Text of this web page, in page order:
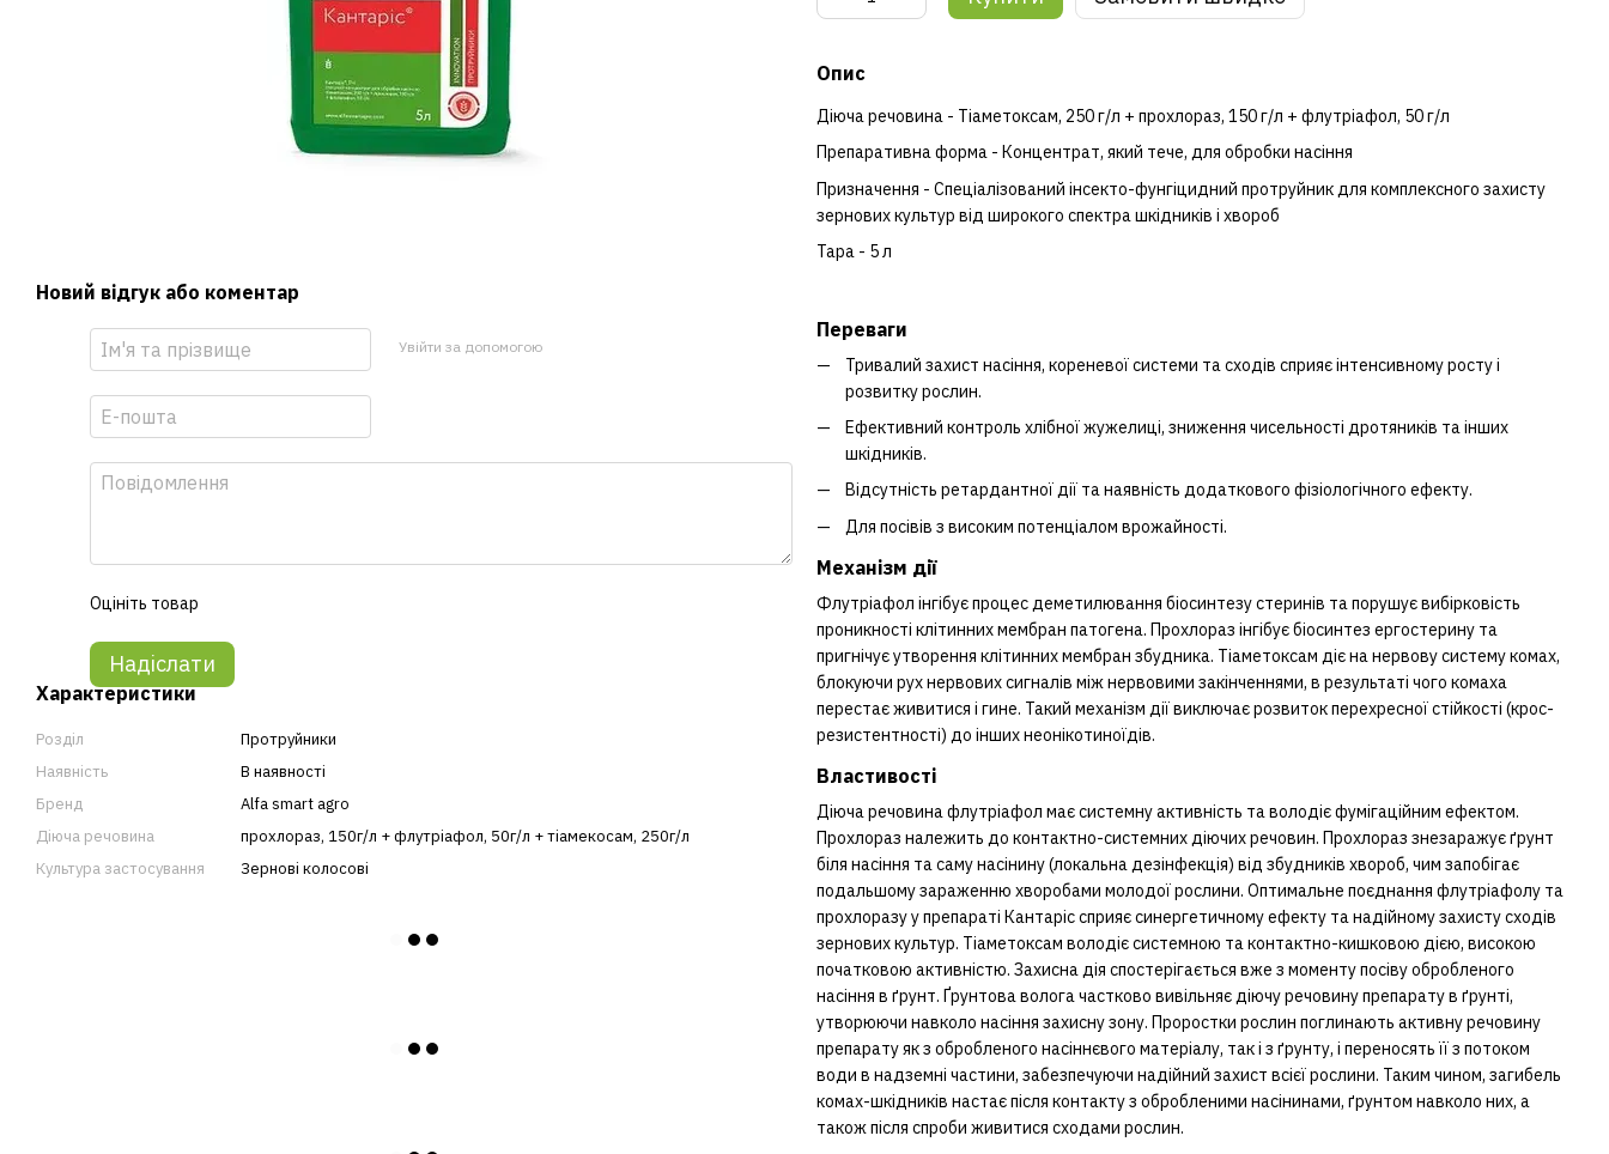
Новий відгук або коментар
Увійти за допомогою
Оцініть товар
Надіслати
Характеристики
Розділ
Протруйники
Наявність
В наявності
Бренд
Alfa smart agro
Діюча речовина
прохлораз, 150г/л + флутріафол, 50г/л + тіамекосам, 250г/л
Культура застосування
Зернові колосові
Опис
Діюча речовина - Тіаметоксам, 250 г/л + прохлораз, 150 г/л + флутріафол, 50 г/л
Препаративна форма - Концентрат, який тече, для обробки насіння
Призначення - Спеціалізований інсекто-фунгіцидний протруйник для комплексного захисту
зернових культур від широкого спектра шкідників і хвороб
Тара - 5 л
Переваги
Тривалий захист насіння, кореневої системи та сходів сприяє інтенсивному росту і
розвитку рослин.
Ефективний контроль хлібної жужелиці, зниження чисельності дротяників та інших
шкідників.
Відсутність ретардантної дії та наявність додаткового фізіологічного ефекту.
Для посівів з високим потенціалом врожайності.
Механізм дії
Флутріафол інгібує процес деметилювання біосинтезу стеринів та порушує вибірковість
проникності клітинних мембран патогена. Прохлораз інгібує біосинтез ергостерину та
пригнічує утворення клітинних мембран збудника. Тіаметоксам діє на нервову систему комах,
блокуючи рух нервових сигналів між нервовими закінченнями, в результаті чого комаха
перестає живитися і гине. Такий механізм дії виключає розвиток перехресної стійкості (крос-
резистентності) до інших неонікотиноїдів.
Властивості
Діюча речовина флутріафол має системну активність та володіє фумігаційним ефектом.
Прохлораз належить до контактно-системних діючих речовин. Прохлораз знезаражує ґрунт
біля насіння та саму насінину (локальна дезінфекція) від збудників хвороб, чим запобігає
подальшому зараженню хворобами молодої рослини. Оптимальне поєднання флутріафолу та
прохлоразу у препараті Кантаріс сприяє синергетичному ефекту та надійному захисту сходів
зернових культур. Тіаметоксам володіє системною та контактно-кишковою дією, високою
початковою активністю. Захисна дія спостерігається вже з моменту посіву обробленого
насіння в ґрунт. Ґрунтова волога частково вивільняє діючу речовину препарату в ґрунті,
утворюючи навколо насіння захисну зону. Проростки рослин поглинають активну речовину
препарату як з обробленого насіннєвого матеріалу, так і з ґрунту, і переносять її з потоком
води в надземні частини, забезпечуючи надійний захист всієї рослини. Таким чином, загибель
комах-шкідників настає після контакту з обробленими насінинами, ґрунтом навколо них, а
також після спроби живитися сходами рослин.